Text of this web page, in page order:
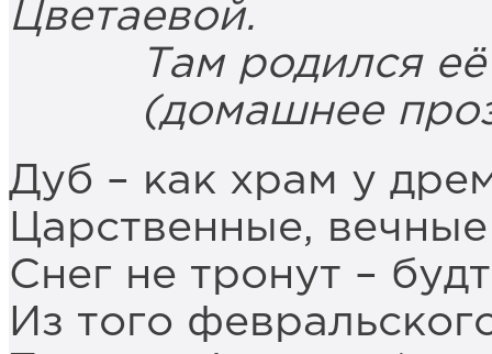
Цветаевой.
Там родился её
(домашнее
Дуб – как храм у
Царственные,
Снег не тронут –
Из того